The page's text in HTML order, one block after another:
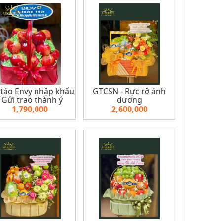
Envy nhập khẩu
Gửi trao thành ý
1,790,000
GTCSN - Rực rỡ ánh
dương
2,600,000